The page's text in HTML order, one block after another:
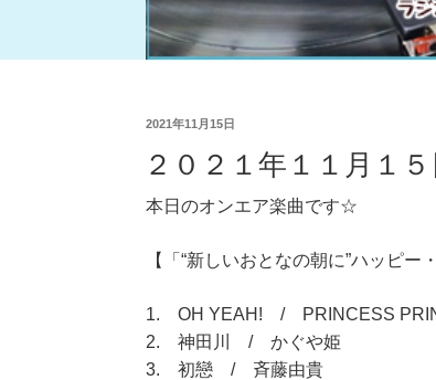
2021年11月15日
２０２１年１１月１５
本日のオンエア楽曲です☆
【「“新しいおとなの朝に”ハッピー
1. OH YEAH! / PRINCESS
2. 神田川 / かぐや姫
3. 初戀 / 斉藤由貴